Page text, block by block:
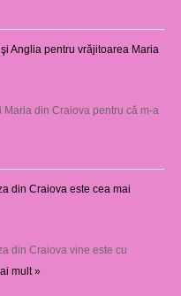
Anglia pentru vrăjitoarea Maria
Maria din Craiova pentru că m-a
din Craiova este cea mai
din Craiova vine este cu
mult »